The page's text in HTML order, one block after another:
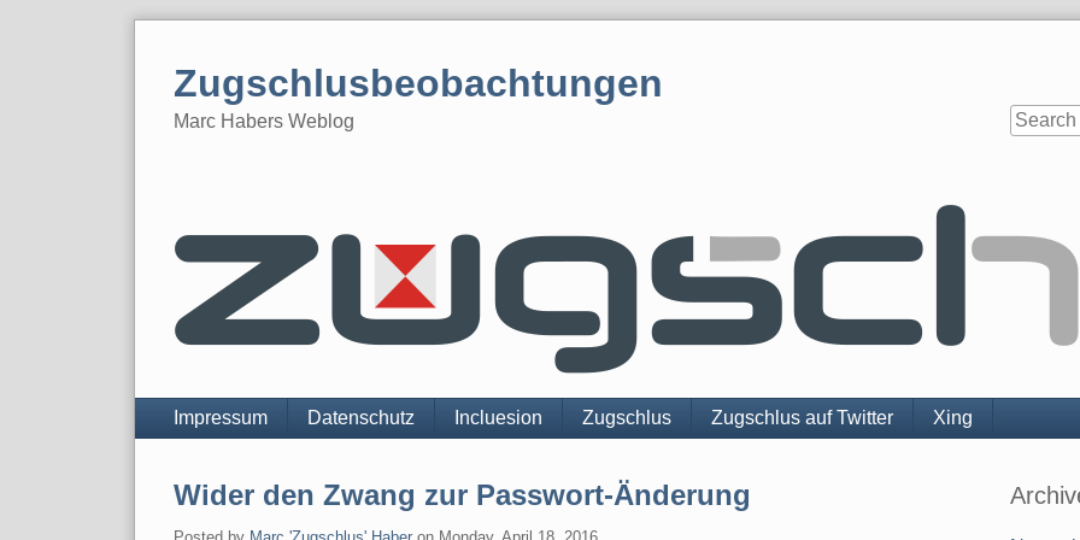
Zugschlusbeobachtungen
Marc Habers Weblog
Navigation
Impressum Datenschutz Incluesion Zugschlus Zugschlus auf Twitter Xing
Wider den Zwang zur Passwort-Änderung Sidebar